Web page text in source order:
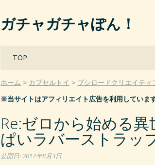
ガチャガチャぽん！
Main menu
TOP
ホーム カプセルトイ ブシロードクリエイティ
※当サイトはアフィリエイト広告を利用していま
Re:ゼロから始める
ぱいラバーストラッ
公開日:2017年8月3日